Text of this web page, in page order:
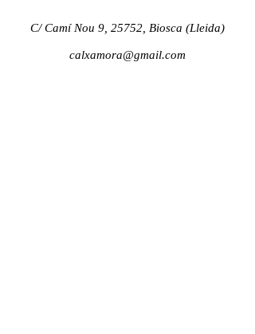
C/ Camí Nou 9, 25752 , Biosca (Lleida)
calxamora@gmail.com